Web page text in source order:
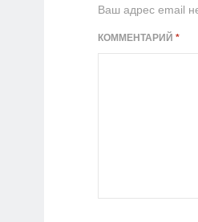
Ваш адрес email
КОММЕНТАРИЙ *